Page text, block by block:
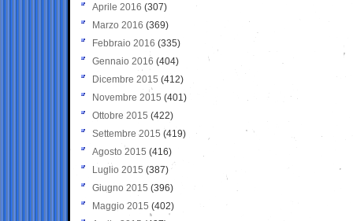
Aprile 2016 (307)
Marzo 2016 (369)
Febbraio 2016 (335)
Gennaio 2016 (404)
Dicembre 2015 (412)
Novembre 2015 (401)
Ottobre 2015 (422)
Settembre 2015 (419)
Agosto 2015 (416)
Luglio 2015 (387)
Giugno 2015 (396)
Maggio 2015 (402)